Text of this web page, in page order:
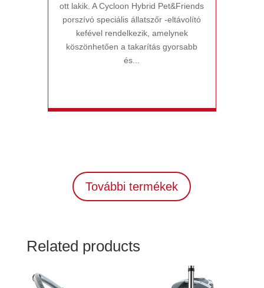
ott lakik. A Cycloon Hybrid Pet&Friends
porszívó speciális állatszőr -eltávolító
kefével rendelkezik, amelynek
köszönhetően a takarítás gyorsabb
és...
További termékek
Related products